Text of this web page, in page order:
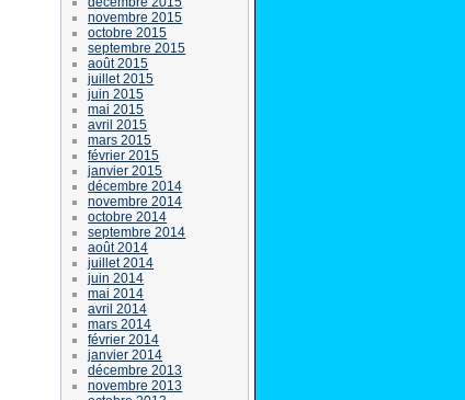
novembre 2015
octobre 2015
septembre 2015
août 2015
juillet 2015
juin 2015
mai 2015
avril 2015
mars 2015
février 2015
janvier 2015
décembre 2014
novembre 2014
octobre 2014
septembre 2014
août 2014
juillet 2014
juin 2014
mai 2014
avril 2014
mars 2014
février 2014
janvier 2014
décembre 2013
novembre 2013